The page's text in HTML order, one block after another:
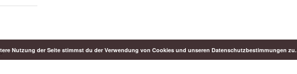
Nutzung der Seite stimmst du der Verwendung von Cookies und unseren Datenschutzbestimmungen zu.